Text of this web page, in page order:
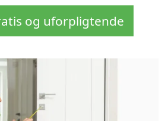
og uforpligtende